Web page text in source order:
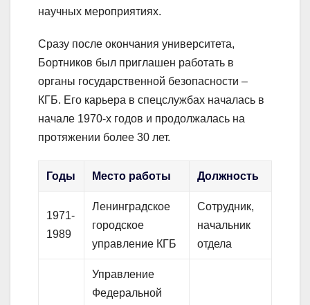
научных мероприятиях.
Сразу после окончания университета,
Бортников был приглашен работать в
органы государственной безопасности –
КГБ. Его карьера в спецслужбах началась в
начале 1970-х годов и продолжалась на
протяжении более 30 лет.
Годы Место работы Должность
1971-
1989
Ленинградское
городское
управление КГБ
Сотрудник,
начальник
отдела
Управление
Федеральной